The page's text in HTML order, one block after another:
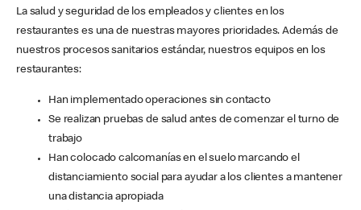
La salud y seguridad de los empleados y clientes en los
restaurantes es una de nuestras mayores prioridades. Además de
nuestros procesos sanitarios estándar, nuestros equipos en los
restaurantes:
Han implementado operaciones sin contacto
Se realizan pruebas de salud antes de comenzar el turno de
trabajo
Han colocado calcomanías en el suelo marcando el
distanciamiento social para ayudar a los clientes a mantener
una distancia apropiada